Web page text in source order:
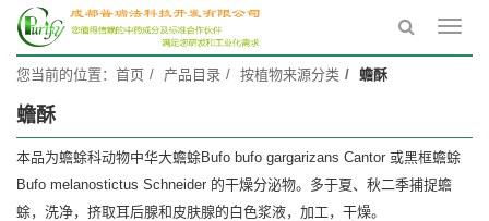
您当前的位置： 首页 产品目录 按植物来源分类 蟾酥
蟾酥
本品为蟾蜍科动物中华大蟾蜍Bufo bufo gargarizans Cantor 或黑框蟾蜍
Bufo melanostictus Schneider 的干燥分泌物。多于夏、秋二季捕捉蟾
蜍，洗净，挤取耳后腺和皮肤腺的白色浆液，加工，干燥。